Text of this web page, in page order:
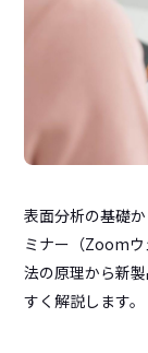
表面分析の基礎
ミナー（Zoom
法の原理から新
すく解説します。